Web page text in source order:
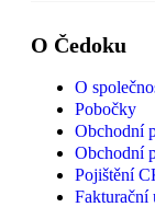
O Čedoku
O
Pobočky
Obchodní
Obchodní
Pojištění
Fakturační